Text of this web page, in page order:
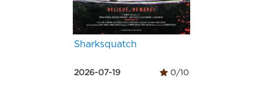
Sharksquatch
2026-07-19 0/10